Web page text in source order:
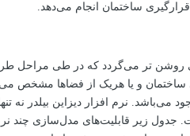
ساختمان انجام می‌دهد.
روشن تر می‌گردد که در طی مراحل
می‌باشد. نرم افزار دیزاین بیلدر
جدول زیر قابلیت‌های مدل‌سازی چند